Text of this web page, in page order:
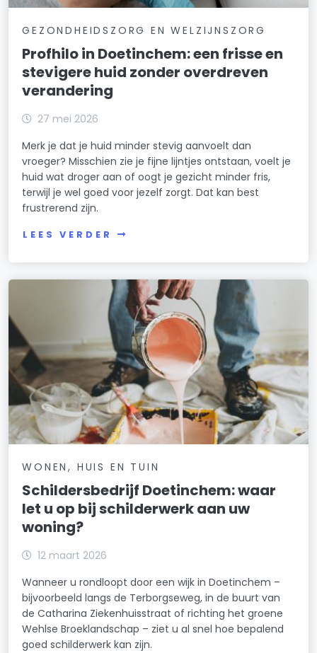
GEZONDHEIDSZORG EN WELZIJNSZORG
Profhilo in Doetinchem: een frisse en
stevigere huid zonder overdreven
verandering
27 mei 2026
Merk je dat je huid minder stevig aanvoelt dan
vroeger? Misschien zie je fijne lijntjes ontstaan, voelt je
huid wat droger aan of oogt je gezicht minder fris,
terwijl je wel goed voor jezelf zorgt. Dat kan best
frustrerend zijn.
LEES VERDER
WONEN, HUIS EN TUIN
Schildersbedrijf Doetinchem: waar
let u op bij schilderwerk aan uw
woning?
12 maart 2026
Wanneer u rondloopt door een wijk in Doetinchem –
bijvoorbeeld langs de Terborgseweg, in de buurt van
de Catharina Ziekenhuisstraat of richting het groene
Wehlse Broeklandschap – ziet u al snel hoe bepalend
goed schilderwerk kan zijn.